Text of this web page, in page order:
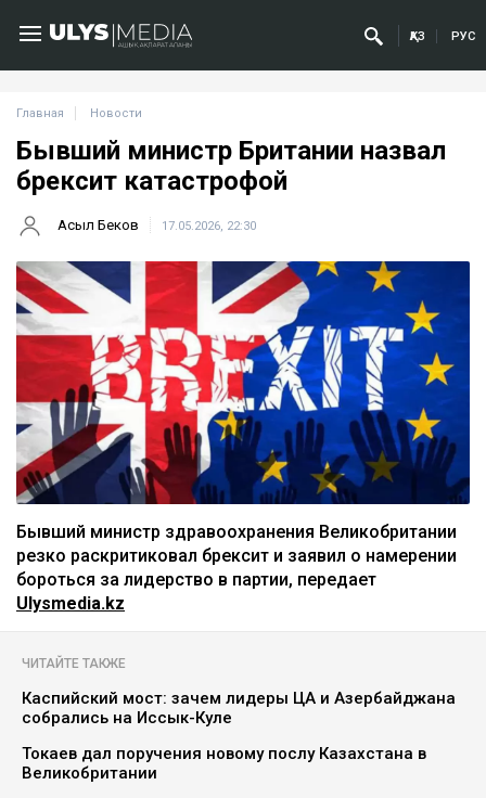
ҚАЗ РУС
Главная Новости
Бывший министр Британии назвал
брексит катастрофой
Асыл Беков 17.05.2026, 22:30
Бывший министр здравоохранения Великобритании
резко раскритиковал брексит и заявил о намерении
бороться за лидерство в партии, передает
Ulysmedia.kz
ЧИТАЙТЕ ТАКЖЕ
Каспийский мост: зачем лидеры ЦА и Азербайджана
собрались на Иссык-Куле
Токаев дал поручения новому послу Казахстана в
Великобритании